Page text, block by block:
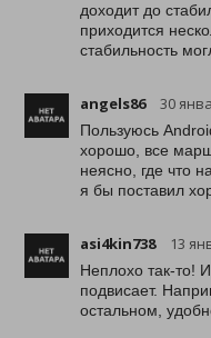
доходит до
приходится
стабильность
angels86 30
Пользуюсь
хорошо, все
неясно, где что
я бы поставил
asi4kin738 13
Неплохо так-то!
подвисает.
остальном,